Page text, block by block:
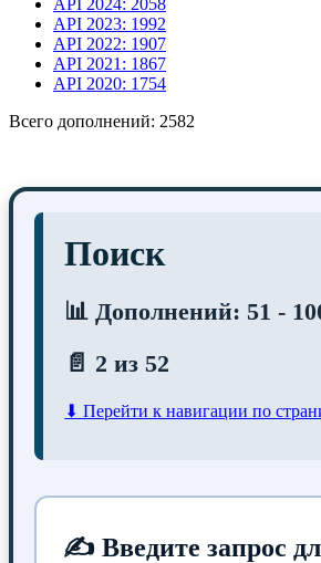
API 2024: 2058
API 2023: 1992
API 2022: 1907
API 2021: 1867
API 2020: 1754
Всего дополнений: 2582
Поиск
📊 Дополнений: 51 -
📄 2 из 52
⬇ Перейти к навигации по
✍ Введите запрос